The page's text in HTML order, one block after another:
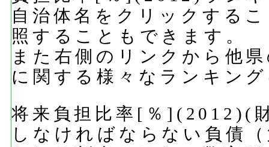
自治体名をクリックする
照することもできます。
また右側のリンクから他
に関する様々なランキン
将来負担比率[％](2012)(
しなければならない負債